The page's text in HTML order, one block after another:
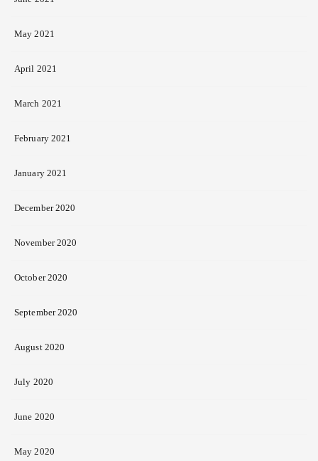
May 2021
April 2021
March 2021
February 2021
January 2021
December 2020
November 2020
October 2020
September 2020
August 2020
July 2020
June 2020
May 2020